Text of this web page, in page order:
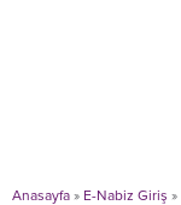
Anasayfa » E-Nabiz Giriş »